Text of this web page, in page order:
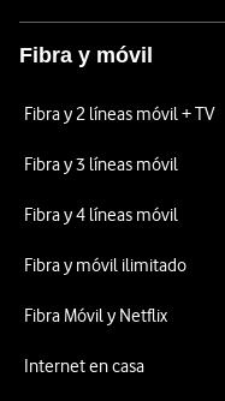
Fibra y móvil
Fibra y 2 líneas móvil + TV
Fibra y 3 líneas móvil
Fibra y 4 líneas móvil
Fibra y móvil ilimitado
Fibra Móvil y Netflix
Internet en casa